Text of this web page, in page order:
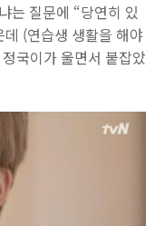
는 질문에 “당연히 있
(연습생 생활을 해야
국이가 울면서 붙잡았